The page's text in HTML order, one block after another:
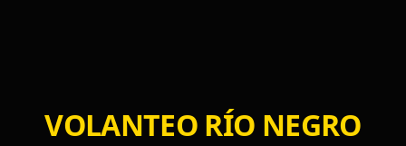
VOLANTEO RÍO NEGRO